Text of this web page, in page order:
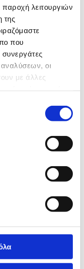
λειτουργιών
της
που
συνεργάτες
οι
με άλλες
Γάζας
της Θέουτα στην